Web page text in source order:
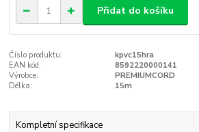
Přidat do košíku
Číslo produktu:
kpvc15hra
EAN kód:
8592220000141
Výrobce:
PREMIUMCORD
Délka:
15m
Kompletní specifikace